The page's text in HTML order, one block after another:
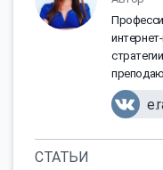
СТАТЬИ